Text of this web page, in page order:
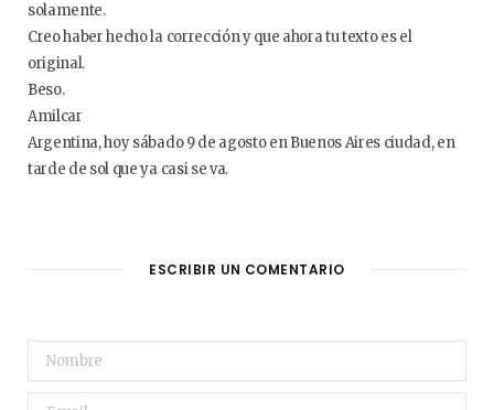
solamente.
Creo haber hecho la corrección y que ahora tu texto es el
original.
Beso.
Amilcar
Argentina, hoy sábado 9 de agosto en Buenos Aires ciudad, en
tarde de sol que ya casi se va.
ESCRIBIR UN COMENTARIO